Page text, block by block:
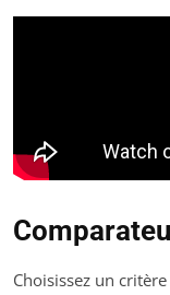
Choisissez un